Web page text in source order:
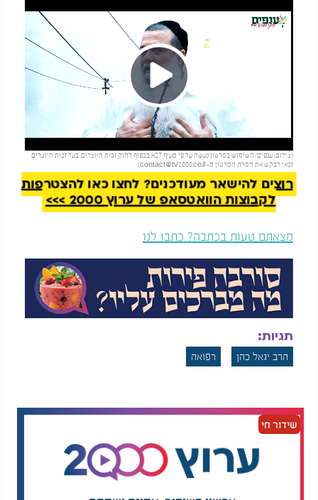
Play
Video
(צילום: ענפים/השימוש בסרטון נעשה על פי סעיף 27א בכפוף לחוק זכות היוצרים. בעל זכות היוצרים
זכאי לבקש את הסרת הסרטון מ- contact@tv2000.co.il
)
להמשך קריאה
רוצים להישאר מעודכנים? לחצו כאן להצטרפות
לקבוצות הוואטסאפ של ערוץ 2000 >>>
מצאתם טעות בכתבה? כתבו לנו
תגיות:
הרב יגאל כהן רפואה
שידור חי